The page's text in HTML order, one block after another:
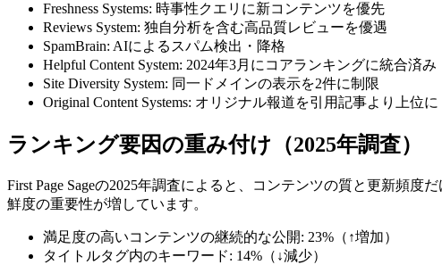
Freshness Systems: 時事性クエリに新コンテンツを優先
Reviews System: 独自分析を含む高品質レビューを優遇
SpamBrain: AIによるスパム検出・降格
Helpful Content System: 2024年3月にコアランキングに統合済み
Site Diversity System: 同一ドメインの表示を2件に制限
Original Content Systems: オリジナル報道を引用記事より上位に
ランキング要因の重み付け（2025年調査）
First Page Sageの2025年調査によると、コンテンツの質と更新頻
鮮度の重要性が増しています。
満足度の高いコンテンツの継続的な公開: 23%（↑増加）
タイトルタグ内のキーワード: 14%（↓減少）